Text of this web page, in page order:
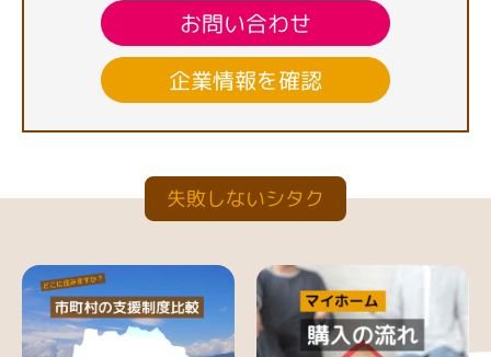
お問い合わせ
企業情報を確認
失敗しないシタク